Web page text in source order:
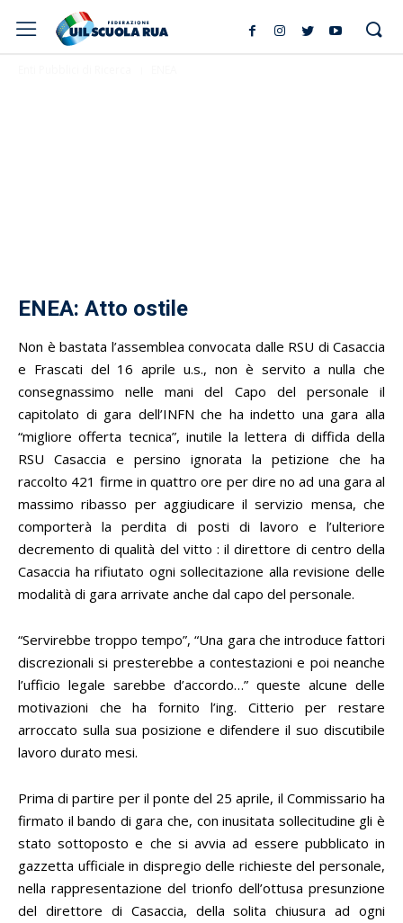
ENEA: Atto ostile
Non è bastata l’assemblea convocata dalle RSU di Casaccia
e Frascati del 16 aprile u.s., non è servito a nulla che
consegnassimo nelle mani del Capo del personale il
capitolato di gara dell’INFN che ha indetto una gara alla
“migliore offerta tecnica”, inutile la lettera di diffida della
RSU Casaccia e persino ignorata la petizione che ha
raccolto 421 firme in quattro ore per dire no ad una gara al
massimo ribasso per aggiudicare il servizio mensa, che
comporterà la perdita di posti di lavoro e l’ulteriore
decremento di qualità del vitto : il direttore di centro della
Casaccia ha rifiutato ogni sollecitazione alla revisione delle
modalità di gara arrivate anche dal capo del personale.
“Servirebbe troppo tempo”, “Una gara che introduce fattori
discrezionali si presterebbe a contestazioni e poi neanche
l’ufficio legale sarebbe d’accordo…” queste alcune delle
motivazioni che ha fornito l’ing. Citterio per restare
arroccato sulla sua posizione e difendere il suo discutibile
lavoro durato mesi.
Prima di partire per il ponte del 25 aprile, il Commissario ha
firmato il bando di gara che, con inusitata sollecitudine gli è
stato sottoposto e che si avvia ad essere pubblicato in
gazzetta ufficiale in dispregio delle richieste del personale,
nella rappresentazione del trionfo dell’ottusa presunzione
del direttore di Casaccia, della solita chiusura ad ogni